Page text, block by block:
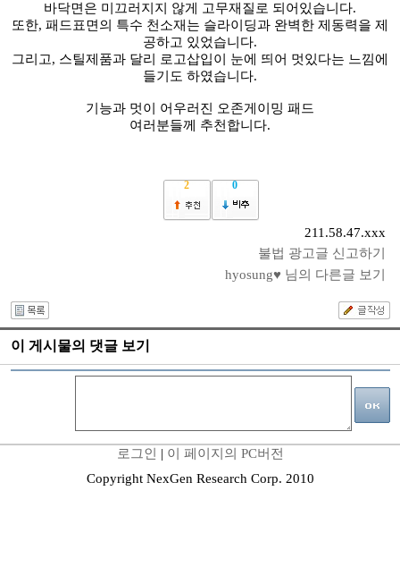
바닥면은 미끄러지지 않게 고무재질로 되어있습니다.
또한, 패드표면의 특수 천소재는 슬라이딩과 완벽한 제동력을 제
공하고 있었습니다.
그리고, 스틸제품과 달리 로고삽입이 눈에 띄어 멋있다는 느낌에
들기도 하였습니다.
기능과 멋이 어우러진 오존게이밍 패드
여러분들께 추천합니다.
2 0
211.58.47.xxx
불법 광고글 신고하기
hyosung♥ 님의 다른글 보기
이 게시물의 댓글 보기
로그인 | 이 페이지의 PC버전
Copyright NexGen Research Corp. 2010